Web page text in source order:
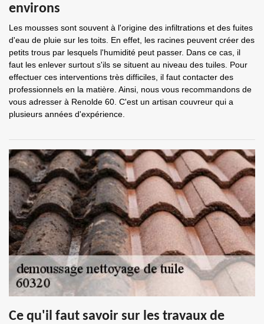
environs
Les mousses sont souvent à l'origine des infiltrations et des fuites
d'eau de pluie sur les toits. En effet, les racines peuvent créer des
petits trous par lesquels l'humidité peut passer. Dans ce cas, il
faut les enlever surtout s'ils se situent au niveau des tuiles. Pour
effectuer ces interventions très difficiles, il faut contacter des
professionnels en la matière. Ainsi, nous vous recommandons de
vous adresser à Renolde 60. C'est un artisan couvreur qui a
plusieurs années d'expérience.
Ce qu'il faut savoir sur les travaux de